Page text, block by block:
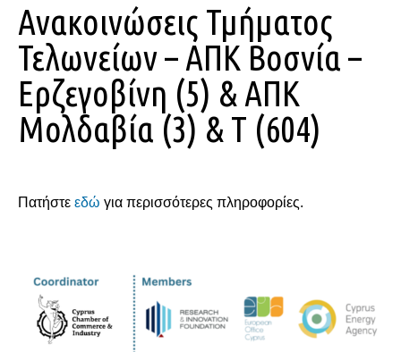
Ανακοινώσεις Τμήματος
Τελωνείων – ΑΠΚ Βοσνία –
Ερζεγοβίνη (5) & ΑΠΚ
Μολδαβία (3) & Τ (604)
Πατήστε εδώ για περισσότερες πληροφορίες.